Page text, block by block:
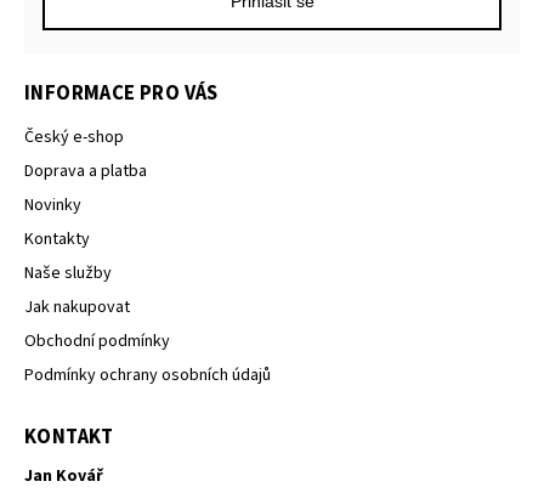
INFORMACE PRO VÁS
Český e-shop
Doprava a platba
Novinky
Kontakty
Naše služby
Jak nakupovat
Obchodní podmínky
Podmínky ochrany osobních údajů
KONTAKT
Jan Kovář